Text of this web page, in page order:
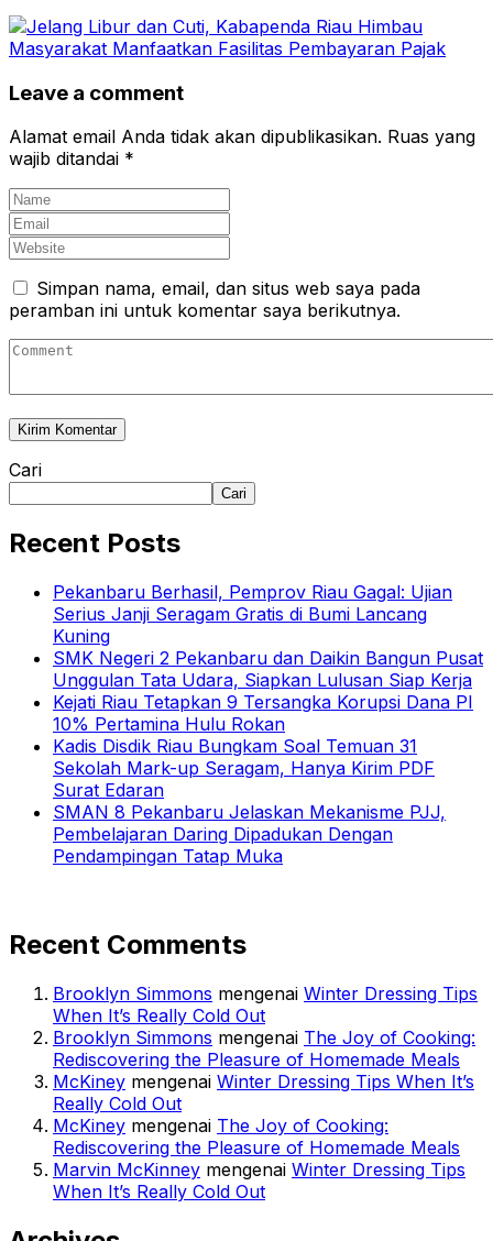
Leave a comment
Alamat email Anda tidak akan dipublikasikan. Ruas yang
wajib ditandai *
Simpan nama, email, dan situs web saya pada
peramban ini untuk komentar saya berikutnya.
Cari
Cari
Recent Posts
Pekanbaru Berhasil, Pemprov Riau Gagal: Ujian
Serius Janji Seragam Gratis di Bumi Lancang
Kuning
SMK Negeri 2 Pekanbaru dan Daikin Bangun Pusat
Unggulan Tata Udara, Siapkan Lulusan Siap Kerja
Kejati Riau Tetapkan 9 Tersangka Korupsi Dana PI
10% Pertamina Hulu Rokan
Kadis Disdik Riau Bungkam Soal Temuan 31
Sekolah Mark-up Seragam, Hanya Kirim PDF
Surat Edaran
SMAN 8 Pekanbaru Jelaskan Mekanisme PJJ,
Pembelajaran Daring Dipadukan Dengan
Pendampingan Tatap Muka
Recent Comments
Brooklyn Simmons mengenai Winter Dressing Tips
When It’s Really Cold Out
Brooklyn Simmons mengenai The Joy of Cooking:
Rediscovering the Pleasure of Homemade Meals
McKiney mengenai Winter Dressing Tips When It’s
Really Cold Out
McKiney mengenai The Joy of Cooking:
Rediscovering the Pleasure of Homemade Meals
Marvin McKinney mengenai Winter Dressing Tips
When It’s Really Cold Out